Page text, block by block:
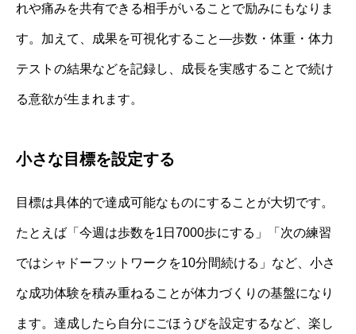
れや痛みを共有できる相手がいることで励みにもなりま
す。加えて、成果を可視化すること—歩数・体重・体力
テストの結果などを記録し、成長を実感することで続け
る意欲が生まれます。
小さな目標を設定する
目標は具体的で達成可能なものにすることが大切です。
たとえば「今週は歩数を1日7000歩にする」「次の練習
ではシャドーフットワークを10分間続ける」など、小さ
な成功体験を積み重ねることが体力づくりの基盤になり
ます。達成したら自分にごほうびを設定するなど、楽し